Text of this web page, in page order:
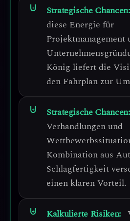
Strategische Chancen:
diese Energie für
Projektmanagement
König liefert die
den Fahrplan zur
Strategische Chancen:
Verhandlungen und
Kombination aus
Schlagfertigkeit
einen klaren Vorteil.
Kalkulierte Risiken: